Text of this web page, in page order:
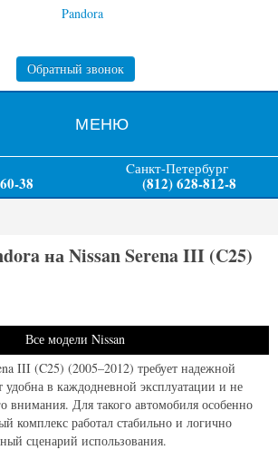
Обратный звонок
МЕНЮ
38
Cанкт-Петербург
(812) 628-812-8
на Nissan Serena III (C25)
Все модели Nissan
III (C25) (2005–2012) требует надежной
удобна в каждодневной эксплуатации и не
внимания. Для такого автомобиля особенно
комплекс работал стабильно и логично
сценарий использования.